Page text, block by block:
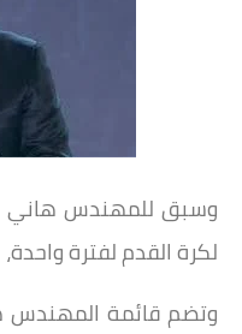
وسبق للمهندس هاني
لكرة القدم لفترة واحدة، بين
وتضم قائمة المهندس